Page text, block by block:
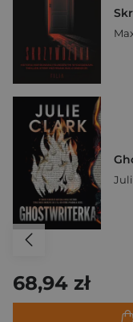
68,94 zł